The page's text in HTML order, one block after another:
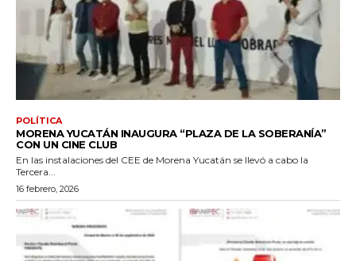
POLÍTICA
MORENA YUCATÁN INAUGURA “PLAZA DE LA SOBERANÍA”
CON UN CINE CLUB
En las instalaciones del CEE de Morena Yucatán se llevó a cabo la
Tercera...
16 febrero, 2026